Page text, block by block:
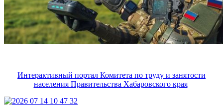
Интерактивный портал Комитета по труду и занятости
населения Правительства Хабаровского края